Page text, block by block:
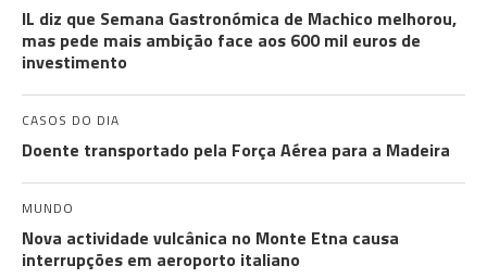
IL diz que Semana Gastronómica de Machico melhorou,
mas pede mais ambição face aos 600 mil euros de
investimento
CASOS DO DIA
Doente transportado pela Força Aérea para a Madeira
MUNDO
Nova actividade vulcânica no Monte Etna causa
interrupções em aeroporto italiano